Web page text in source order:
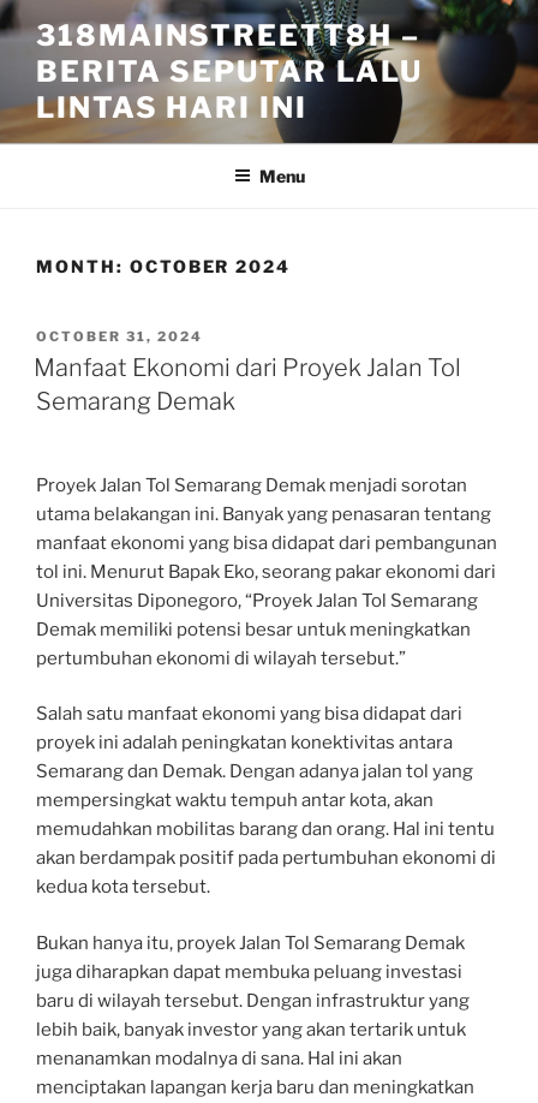
Skip
to
content
318MAINSTREETT8H –
BERITA SEPUTAR LALU
LINTAS HARI INI
Menu
MONTH: OCTOBER 2024
POSTED
ON
OCTOBER 31, 2024
Manfaat Ekonomi dari Proyek Jalan Tol
Semarang Demak
Proyek Jalan Tol Semarang Demak menjadi sorotan
utama belakangan ini. Banyak yang penasaran tentang
manfaat ekonomi yang bisa didapat dari pembangunan
tol ini. Menurut Bapak Eko, seorang pakar ekonomi dari
Universitas Diponegoro, “Proyek Jalan Tol Semarang
Demak memiliki potensi besar untuk meningkatkan
pertumbuhan ekonomi di wilayah tersebut.”
Salah satu manfaat ekonomi yang bisa didapat dari
proyek ini adalah peningkatan konektivitas antara
Semarang dan Demak. Dengan adanya jalan tol yang
mempersingkat waktu tempuh antar kota, akan
memudahkan mobilitas barang dan orang. Hal ini tentu
akan berdampak positif pada pertumbuhan ekonomi di
kedua kota tersebut.
Bukan hanya itu, proyek Jalan Tol Semarang Demak
juga diharapkan dapat membuka peluang investasi
baru di wilayah tersebut. Dengan infrastruktur yang
lebih baik, banyak investor yang akan tertarik untuk
menanamkan modalnya di sana. Hal ini akan
menciptakan lapangan kerja baru dan meningkatkan